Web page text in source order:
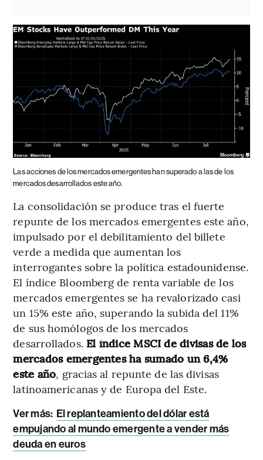
Las acciones de los mercados emergentes han superado a las de los
mercados desarrollados este año.
La consolidación se produce tras el fuerte
repunte de los mercados emergentes este año,
impulsado por el debilitamiento del billete
verde a medida que aumentan los
interrogantes sobre la política estadounidense.
El índice Bloomberg de renta variable de los
mercados emergentes se ha revalorizado casi
un 15% este año, superando la subida del 11%
de sus homólogos de los mercados
desarrollados. El índice MSCI de divisas de los
mercados emergentes ha sumado un 6,4%
este año, gracias al repunte de las divisas
latinoamericanas y de Europa del Este.
Ver más: El replanteamiento del dólar está
empujando al mundo emergente a vender más
deuda en euros